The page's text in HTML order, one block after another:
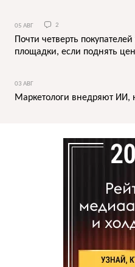
05 АВГ 2
Почти четверть
площадки, если поднять
03 АВГ
Маркетологи внедряют ИИ,